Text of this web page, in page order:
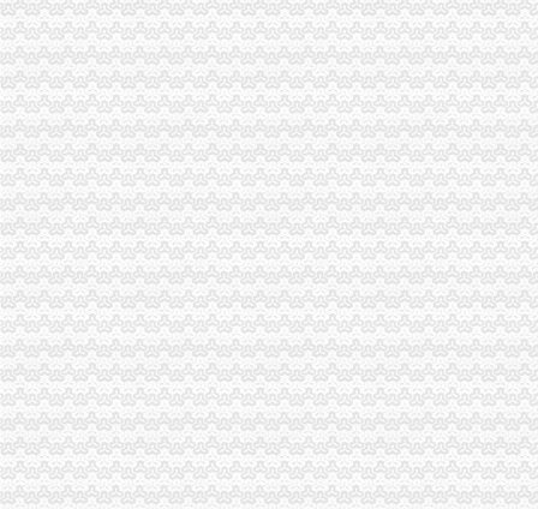
易经济合作部关于调整企业申请进出口经营权的资格条件及加后期
【昆明贸易公司注册_贸易公司注册条件_国际贸易公司注册】-昆明赶
重庆代办外贸公司
中国制造,重庆外贸进出口代理商贸销售纺织品生产厂家,重庆外贸进
重庆江北区外贸公司增资代办_第1页_重庆焦点_媒体_西祠胡同
外贸公司注册要求
南京浦口外贸公司注册需要多少钱-数字英才
国际贸易公司注册的条件_律咨询百科_找网
外贸公司注册
新街口注册外贸公司安全有保障-商务服务-中国金属新闻网
2016南注册外贸公司注册资本多少好-南财务/审计/注册-南招贴网
重庆注册进出口公司
重庆共创进出口有限公司|重庆共创进出口有限公司网站
重庆进出口有限公司|重庆进出口有限公司网站
重庆注册外贸公司
我公司在重庆,想申请改成有进出口贸易的外贸公司,需要哪些条件和
重庆唯东生物化工有限公司招聘外贸业务助理-应届毕业生_重庆-渝北区
工商动态
万州区工商局外贸公司注册条件引导发展柠檬产业促农民增收
重庆市重庆注册进出口公司广告违法率大幅下降